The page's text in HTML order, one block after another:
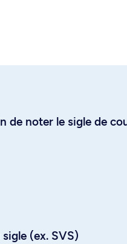
noter le sigle de
(ex. SVS)